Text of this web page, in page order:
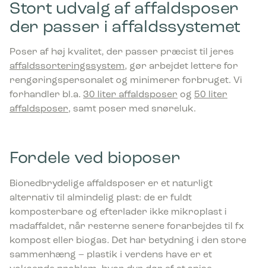
Stort udvalg af affaldsposer
der passer i affaldssystemet
Poser af høj kvalitet, der passer præcist til jeres
affaldssorteringssystem, gør arbejdet lettere for
rengøringspersonalet og minimerer forbruget. Vi
forhandler bl.a. 30 liter affaldsposer og 50 liter
affaldsposer, samt poser med snøreluk.
Fordele ved bioposer
Bionedbrydelige affaldsposer er et naturligt
alternativ til almindelig plast: de er fuldt
komposterbare og efterlader ikke mikroplast i
madaffaldet, når resterne senere forarbejdes til fx
kompost eller biogas. Det har betydning i den store
sammenhæng – plastik i verdens have er et